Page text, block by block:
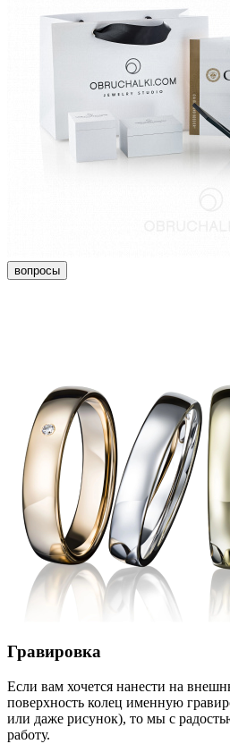
вопросы
Гравировка
Если вам хочется нанести на
поверхность колец именную
или даже рисунок), то мы с
работу.